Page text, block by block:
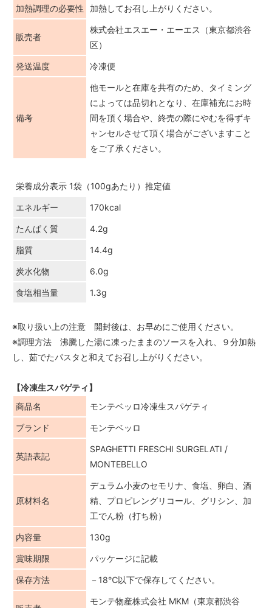
加熱調理の必要性 加熱してお召し上がりください。
販売者
株式会社エスエー・エーエス（東京都渋谷
区）
発送温度 冷凍便
備考
他モールと在庫を共有のため、タイミング
によっては品切れとなり、在庫補充にお時
間を頂く場合や、終売の際にやむを得ずキ
ャンセルさせて頂く場合がございますこと
をご了承ください。
栄養成分表示 1袋（100gあたり）推定値
エネルギー 170kcal
たんぱく質 4.2g
脂質 14.4g
炭水化物 6.0g
食塩相当量 1.3g
※取り扱い上の注意 開封後は、お早めにご使用ください。
※調理方法 沸騰した湯に凍ったままのソースを入れ、９分加熱
し、茹でたパスタと和えてお召し上がりください。
【冷凍生スパゲティ】
商品名
モンテベッロ冷凍生スパゲティ
ブランド モンテベッロ
英語表記
SPAGHETTI FRESCHI SURGELATI /
MONTEBELLO
原材料名
デュラム小麦のセモリナ、食塩、卵白、酒
精、プロピレングリコール、グリシン、加
工でん粉（打ち粉）
内容量 130g
賞味期限 パッケージに記載
保存方法 －18℃以下で保存してください。
モンテ物産株式会社 MKM（東京都渋谷